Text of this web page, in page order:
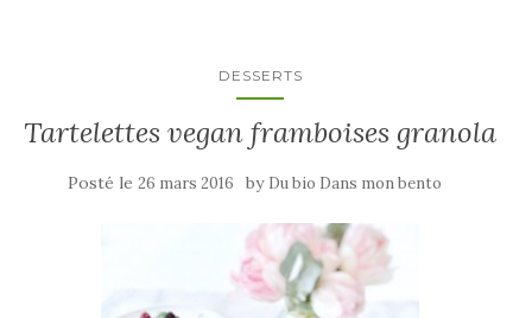
DESSERTS
Tartelettes vegan framboises granola
Posté le 26 mars 2016 by Du bio Dans mon bento